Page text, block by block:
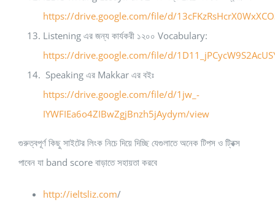
https://drive.google.com/file/d/
Listening এর জন্য কার্যকরী ১২০০ Vocabulary:
https://drive.google.com/file/d/
Speaking এর Makkar এর বইঃ
https://drive.google.com/file/d/1jw_-
IYWFIEa6o4ZIBwZgjBnzh5jAydym/view
গুরুত্বপূর্ণ কিছু সাইটের লিংক নিচে দিয়ে দিচ্ছি যেগুলাতে অনেক টিপস ও ট্রিক্স
পাবেন যা band score বাড়াতে সহায়তা করবে
http://ieltsliz.com/